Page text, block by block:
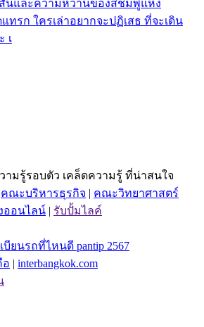
นและความหวานของสีชมพูแห่ง
ทรก ใครเล่าอยากจะปฏิเสธ ที่จะเดิน
เ
ามรู้รอบตัว เคล็ดความรู้ ที่น่าสนใจ
คณะบริหารธุรกิจ | คณะวิทยาศาสตร์
ออนไลน์ | รับปั้มไลค์
บียนรถที่ไหนดี pantip 2567
อ | interbangkok.com